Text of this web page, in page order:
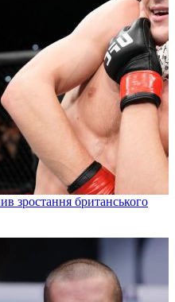
зростання британського